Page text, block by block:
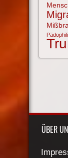
ÜBER